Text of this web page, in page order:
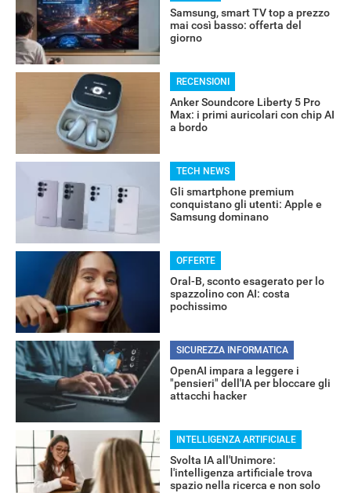
RECENSIONI
Samsung, smart TV top a prezzo
mai così basso: offerta del
giorno
RECENSIONI
Anker Soundcore Liberty 5 Pro
Max: i primi auricolari con chip AI
a bordo
TECH NEWS
Gli smartphone premium
conquistano gli utenti: Apple e
Samsung dominano
OFFERTE
Oral-B, sconto esagerato per lo
spazzolino con AI: costa
pochissimo
SICUREZZA INFORMATICA
OpenAI impara a leggere i
"pensieri" dell'IA per bloccare gli
attacchi hacker
INTELLIGENZA ARTIFICIALE
Svolta IA all'Unimore:
l'intelligenza artificiale trova
spazio nella ricerca e non solo